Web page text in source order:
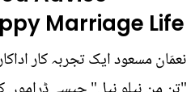
Marriage Life
نعمَان مسعود ایک تجربہ کار